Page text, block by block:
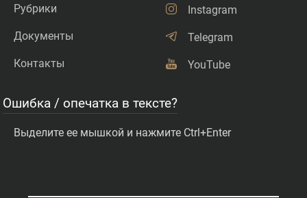
Рубрики
Документы
Контакты
Instagram
Telegram
YouTube
Ошибка / опечатка в тексте?
Выделите ее мышкой и нажмите Ctrl+Enter